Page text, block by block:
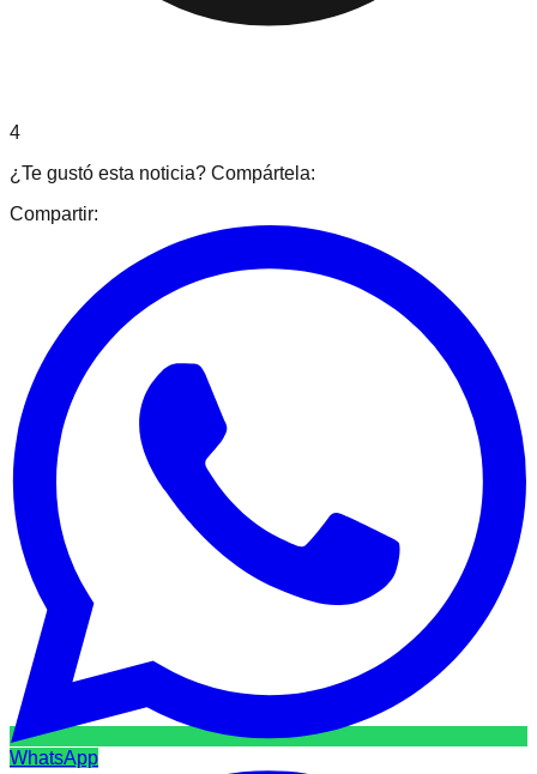
4
¿Te gustó esta noticia? Compártela:
Compartir:
WhatsApp